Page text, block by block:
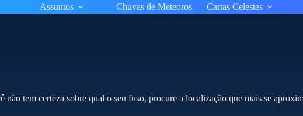
Assuntos Chuvas de Meteoros Cartas Celestes
tem certeza sobre qual o seu fuso, procure a localização que mais se